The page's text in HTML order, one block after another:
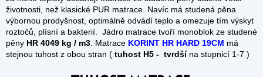
životnosti, než klasické PUR matrace. Navíc má studená pěna
výbornou prodyšnost, optimálně odvádí teplo a omezuje tím výskyt
roztočů, plísní a bakterií. Jádro matrace tvoří monoblok ze studené
pěny HR 4049 kg / m3 . Matrace KORINT HR HARD 19CM má
stejnou tuhost z obou stran ( tuhost H5 - tvrdšína stupnicí 1-7 )